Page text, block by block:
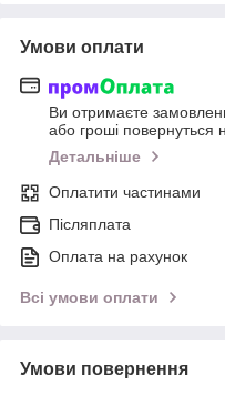
Умови оплати
Ви отримаєте
або гроші повернуться
Детальніше
Оплатити частинами
Післяплата
Оплата на рахунок
Всі умови оплати
Умови повернення